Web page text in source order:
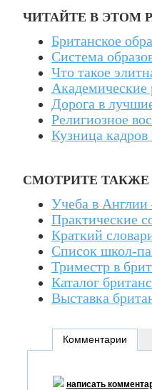
ЧИТАЙТЕ В ЭТОМ
Британское
Система
Что такое
Академические
Дорога в
Религиозное
Кузница
СМОТРИТЕ ТАКЖЕ
Учеба в Англии
Практические
Краткий
Список школ-
Триместр в
Каталог
Выставка
Комментарии
написать